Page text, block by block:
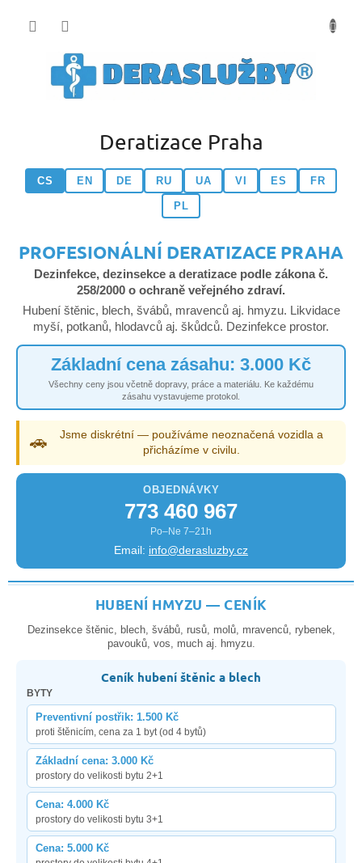
Deratizace Praha
CS EN DE RU UA VI ES FR
PL
PROFESIONÁLNÍ DERATIZACE PRAHA
Dezinfekce, dezinsekce a deratizace podle zákona č.
258/2000 o ochraně veřejného zdraví.
Hubení štěnic, blech, švábů, mravenců aj. hmyzu. Likvidace
myší, potkanů, hlodavců aj. škůdců. Dezinfekce prostor.
Základní cena zásahu: 3.000 Kč
Všechny ceny jsou včetně dopravy, práce a materiálu. Ke každému
zásahu vystavujeme protokol.
🚗
Jsme diskrétní — používáme neoznačená vozidla a
přicházíme v civilu.
OBJEDNÁVKY
773 460 967
Po–Ne 7–21h
Email: info@derasluzby.cz
HUBENÍ HMYZU — CENÍK
Dezinsekce štěnic, blech, švábů, rusů, molů, mravenců, rybenek,
pavouků, vos, much aj. hmyzu.
Ceník hubení štěnic a blech
BYTY
Preventivní postřik: 1.500 Kč
proti štěnicím, cena za 1 byt (od 4 bytů)
Základní cena: 3.000 Kč
prostory do velikosti bytu 2+1
Cena: 4.000 Kč
prostory do velikosti bytu 3+1
Cena: 5.000 Kč